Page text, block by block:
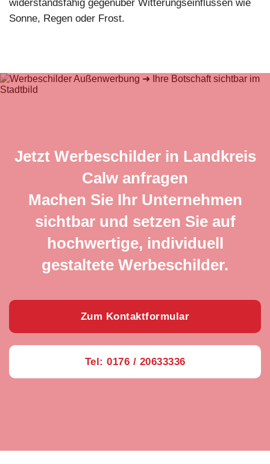
widerstandsfähig gegenüber Witterungseinflüssen wie
Sonne, Regen oder Frost.
Jetzt Werbeschilder in Landkreis
Calw anfragen
Machen Sie Ihr Unternehmen
sichtbar und setzen Sie auf
hochwertige, individuell
gestaltete Werbeschilder.
Zum Kontaktformular
Tel: 0176 / 20633336